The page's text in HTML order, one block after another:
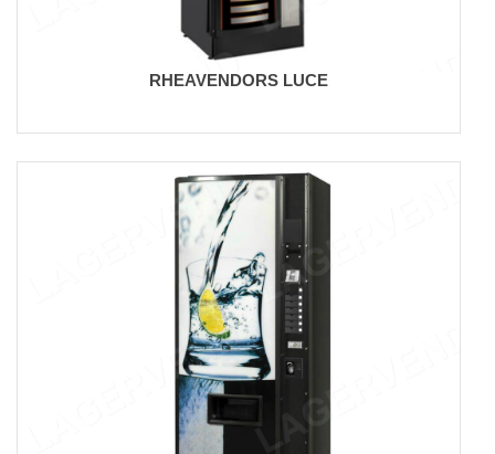
RHEAVENDORS LUCE